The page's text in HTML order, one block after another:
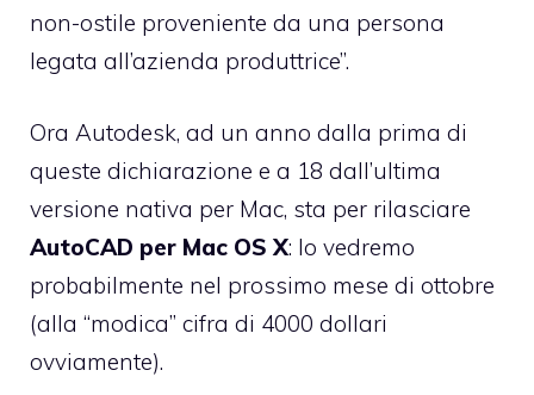
non-ostile proveniente da una persona
legata all’azienda produttrice”.
Ora Autodesk, ad un anno dalla prima di
queste dichiarazione e a 18 dall’ultima
versione nativa per Mac, sta per rilasciare
AutoCAD per Mac OS X: lo vedremo
probabilmente nel prossimo mese di ottobre
(alla “modica” cifra di 4000 dollari
ovviamente).